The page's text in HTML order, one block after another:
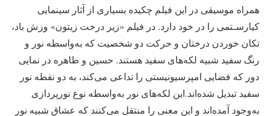
همراه موسیقی در این فیلم چکیده بسیاری از آثار سینمایی
کیارسـتمی را در خود دارد. در فیلم «زیر درخت زیتون» وزش باد،
تکان خوردن درختان و حرکت دو شخصیت که به‌واسطه نور و
رنگ سفید شبیه لکه‌های سفید هستند. حسین و طاهره در نمایی
دور که فضایی امپرسیونیستی را تداعی می‌کند، به دو نقطه نور
سفید تبدیل شده‌اند.این لکه‌های نور به‌واسطه نوع نورپردازی
به‌وجود آمده‌اند و این معنی را منتقل می‌کنند که عشاق شبیه نور